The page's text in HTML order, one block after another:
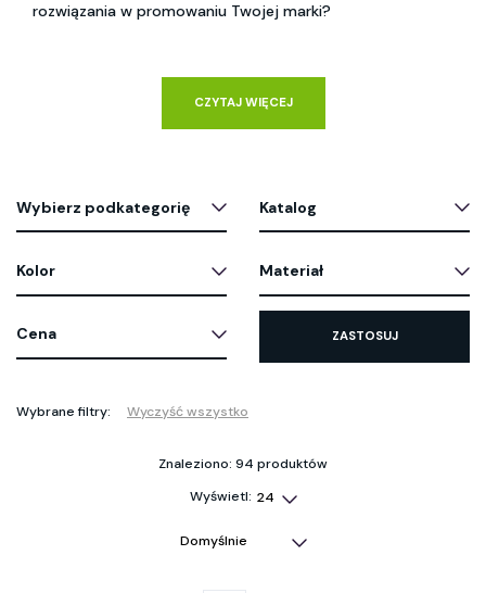
rozwiązania w promowaniu Twojej marki?
CZYTAJ WIĘCEJ
Wybierz podkategorię Katalog
Kolor Materiał
Cena ZASTOSUJ
Wybrane filtry: Wyczyść wszystko
Znaleziono: 94 produktów
Wyświetl: